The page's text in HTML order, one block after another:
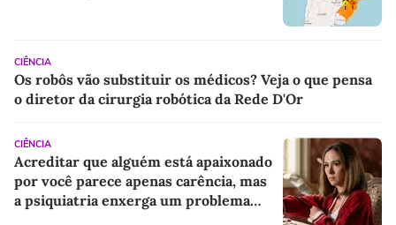
CIÊNCIA
Os robôs vão substituir os médicos? Veja o que pensa
o diretor da cirurgia robótica da Rede D'Or
CIÊNCIA
Acreditar que alguém está apaixonado
por você parece apenas carência, mas
a psiquiatria enxerga um problema